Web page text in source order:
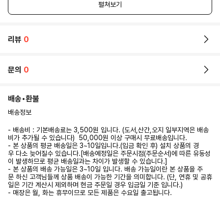
펼쳐보기
리뷰 0
문의 0
배송•환불
배송정보
- 배송비 : 기본배송료는 3,500원 입니다. (도서,산간,오지 일부지역은 배송
비가 추가될 수 있습니다) 50,000원 이상 구매시 무료배송입니다.
- 본 상품의 평균 배송일은 3~10일입니다.(입금 확인 후) 설치 상품의 경
우 다소 늦어질수 있습니다.[배송예정일은 주문시점(주문순서)에 따른 유동성
이 발생하므로 평균 배송일과는 차이가 발생할 수 있습니다.]
- 본 상품의 배송 가능일은 3~10일 입니다. 배송 가능일이란 본 상품을 주
문 하신 고객님들께 상품 배송이 가능한 기간을 의미합니다. (단, 연휴 및 공휴
일은 기간 계산시 제외하며 현금 주문일 경우 입금일 기준 입니다.)
- 매장은 월, 화는 휴무이므로 모든 제품은 수요일 출고됩니다.